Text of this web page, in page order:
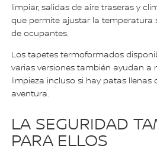
limpiar, salidas de aire traseras y
que permite ajustar la temperatura
de ocupantes.
Los tapetes termoformados
varias versiones también ayudan a
limpieza incluso si hay patas llenas
aventura.
LA SEGURIDAD
PARA ELLOS